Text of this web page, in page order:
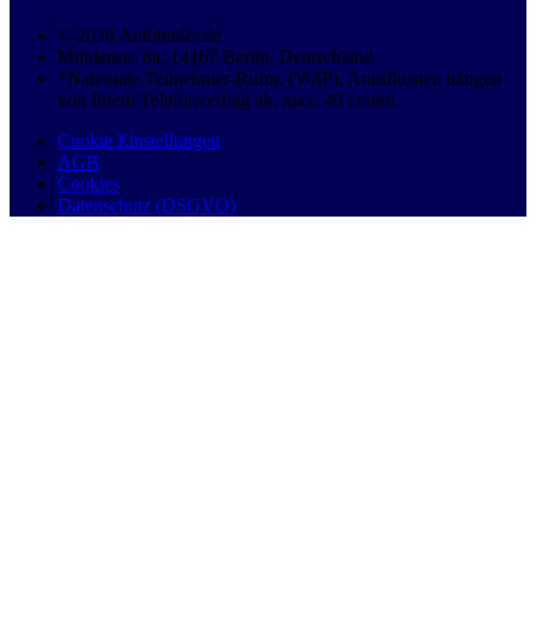
© 2026 Autobutler.de
Mühlenstr. 8a, 14167 Berlin, Deutschland
*Nationale Teilnehmer-Rufnr. (VoIP), Anrufkosten hängen
von Ihrem Telefonvertrag ab, max. 49 ct/min.
Cookie Einstellungen
AGB
Cookies
Datenschutz (DSGVO)